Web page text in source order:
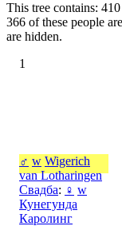
This tree contains:
366 of these people
are hidden.
1
♂ w Wigerich
van Lotharingen
Свадба: ♀ w
Кунегунда
Каролинг